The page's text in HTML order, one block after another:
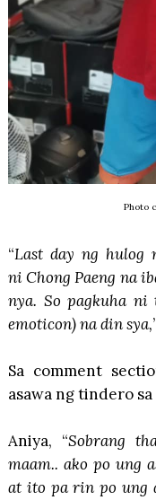
Photo
“Last day ng hulog
niChong Paeng na
nya. So pagkuha ni
emoticon) na din sya,
Sa comment
asawa ng tindero
Aniya, “Sobrang
maam.. ako po ung
at ito pa rin po ung